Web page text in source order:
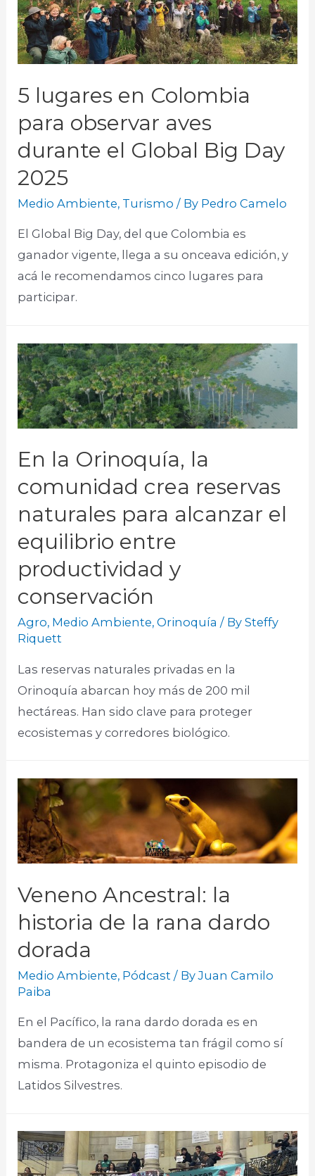
5 lugares en Colombia
para observar aves
durante el Global Big Day
2025
Medio Ambiente, Turismo / By Pedro Camelo
El Global Big Day, del que Colombia es
ganador vigente, llega a su onceava edición, y
acá le recomendamos cinco lugares para
participar.​
En la Orinoquía, la
comunidad crea reservas
naturales para alcanzar el
equilibrio entre
productividad y
conservación
Agro, Medio Ambiente,Orinoquía / BySteffy
Riquett
Las reservas naturales privadas en la
Orinoquía abarcan hoy más de 200 mil
hectáreas. Han sido clave para proteger
ecosistemas y corredores biológico. ​
Veneno Ancestral: la
historia de la rana dardo
dorada
Medio Ambiente, Pódcast / ByJuan Camilo
Paiba
En el Pacífico, la rana dardo dorada es en
bandera de un ecosistema tan frágil como sí
misma. Protagoniza el quinto episodio de
Latidos Silvestres.​